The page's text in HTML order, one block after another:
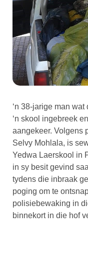
‘n 38-jarige man
‘n skool ingebreek
aangekeer. Volgens
Selvy Mohlala, is
Yedwa Laerskool in
in sy besit gevind
tydens die inbraak
poging om te
polisiebewaking in
binnekort in die hof